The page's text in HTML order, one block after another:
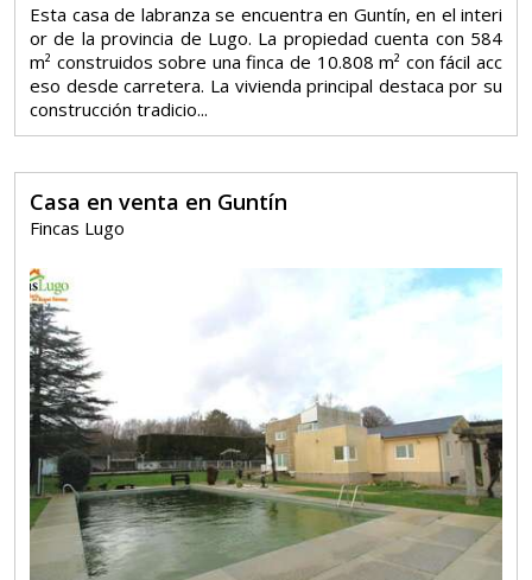
Esta casa de labranza se encuentra en Guntín, en el interi
or de la provincia de Lugo. La propiedad cuenta con 584
m² construidos sobre una finca de 10.808 m² con fácil acc
eso desde carretera. La vivienda principal destaca por su
construcción tradicio...
Casa en venta en Guntín
Fincas Lugo